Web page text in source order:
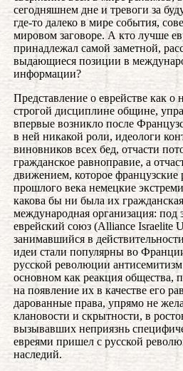
сегодняшнем дне и тревоги за
где-то далеко в мире события,
мировом заговоре. А кто лучше
принадлежал самой заметной,
выдающиеся позиции в
информации?
Представление о еврействе как
строгой дисциплине общине,
впервые возникло после
в ней никакой роли, идеологи
виновников всех бед, отчасти
гражданское равноправие, а
движением, которое
прошлого века немецкие
какова бы ни была их
международная организация:
еврейский союз (Alliance Israelite
занимавшийся в
идеи стали популярны во
русской революции
основном как реакция общества,
на появление их в качестве его
дарованные права, упрямо не
клановости и скрытности, в
вызывавших неприязнь
евреями пришел с русской
наследий.